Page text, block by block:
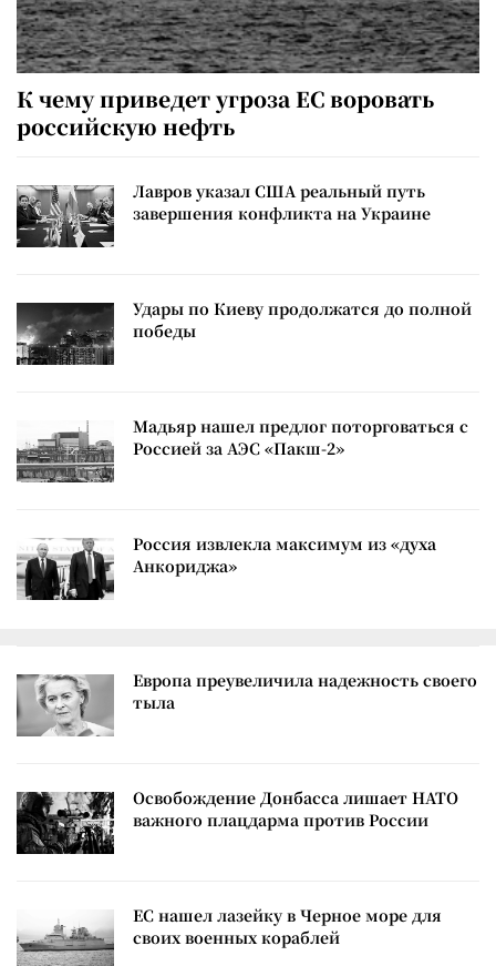
К чему приведет угроза ЕС воровать
российскую нефть
Лавров указал США реальный путь
завершения конфликта на Украине
Удары по Киеву продолжатся до полной
победы
Мадьяр нашел предлог поторговаться с
Россией за АЭС «Пакш-2»
Россия извлекла максимум из «духа
Анкориджа»
Европа преувеличила надежность своего
тыла
Освобождение Донбасса лишает НАТО
важного плацдарма против России
ЕС нашел лазейку в Черное море для
своих военных кораблей